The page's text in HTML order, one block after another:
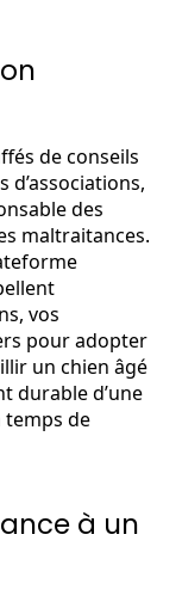
de conseils
d’associations,
des
maltraitances.
vos
pour adopter
un chien âgé
durable d’une
temps de
à un